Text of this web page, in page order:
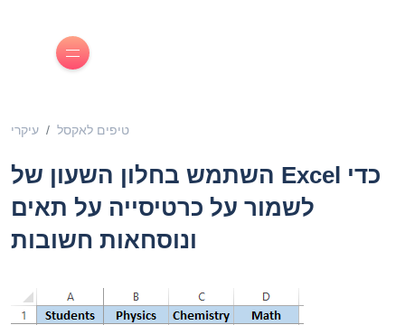
עיקרי טיפים לאקסל
השתמש בחלון השעון של Excel כדי
לשמור על כרטיסייה על תאים
ונוסחאות חשובות